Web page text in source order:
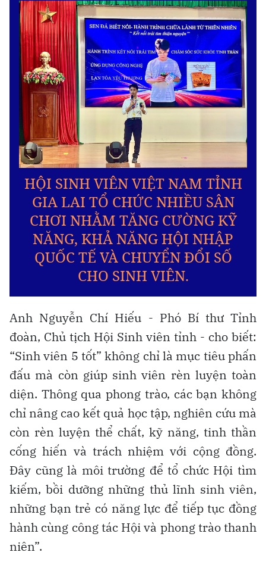
Anh Nguyễn Chí Hiếu - Phó Bí thư Tỉnh
đoàn, Chủ tịch Hội Sinh viên tỉnh - cho biết:
“Sinh viên 5 tốt” không chỉ là mục tiêu phấn
đấu mà còn giúp sinh viên rèn luyện toàn
diện. Thông qua phong trào, các bạn không
chỉ nâng cao kết quả học tập, nghiên cứu mà
còn rèn luyện thể chất, kỹ năng, tinh thần
cống hiến và trách nhiệm với cộng đồng.
Đây cũng là môi trường để tổ chức Hội tìm
kiếm, bồi dưỡng những thủ lĩnh sinh viên,
những bạn trẻ có năng lực để tiếp tục đồng
hành cùng công tác Hội và phong trào thanh
niên”.